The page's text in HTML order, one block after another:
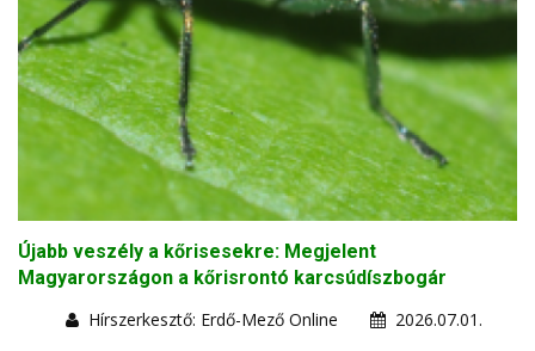
Újabb veszély a kőrisesekre: Megjelent
Magyarországon a kőrisrontó karcsúdíszbogár
Hírszerkesztő: Erdő-Mező Online
2026.07.01.